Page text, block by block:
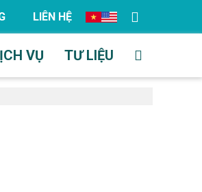
LIÊN HỆ
VỤ TƯ LIỆU